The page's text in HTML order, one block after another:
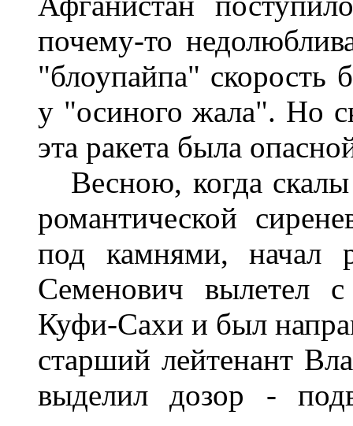
почему-то
"блоупайпа" скорость
у "осиного жала". Но
эта ракета была
Весною, когда
романтической
под камнями, начал
Семенович вылетел
Куфи-Сахи и был
старший лейтенант
выделил дозор -